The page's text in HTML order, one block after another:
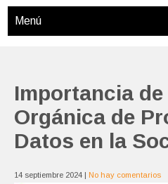
Menú
Importancia de
Orgánica de
Datos en la
14 septiembre 2024 | No hay comentarios